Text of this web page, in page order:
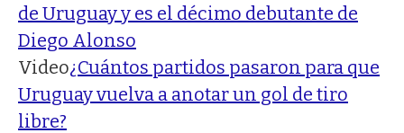
de Uruguay y es el décimo debutante de
Diego Alonso
Video¿Cuántos partidos pasaron para que
Uruguay vuelva a anotar un gol de tiro
libre?